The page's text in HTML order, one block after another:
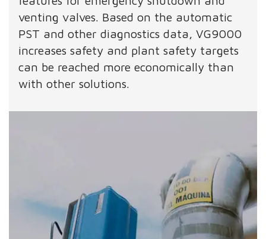
venting valves. Based on the automatic
PST and other diagnostics data, VG9000
increases safety and plant safety targets
can be reached more economically than
with other solutions.